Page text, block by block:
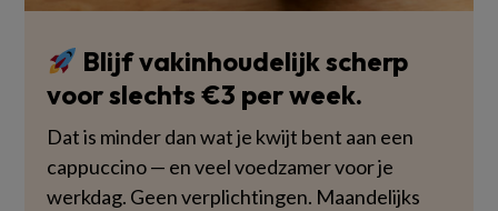
Blijf vakinhoudelijk scherp
voor slechts €3 per week.
Dat is minder dan wat je kwijt bent aan een
cappuccino — en veel voedzamer voor je
werkdag. Geen verplichtingen. Maandelijks